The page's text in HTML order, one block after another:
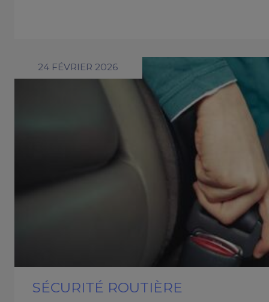
24 FÉVRIER 2026
SÉCURITÉ ROUTIÈRE